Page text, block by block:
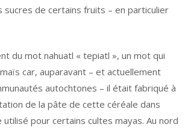
sucres de certains fruits – en particulier
du mot nahuatl « tepiatl », un mot qui
car, auparavant – et actuellement
autochtones – il était fabriqué à
de la pâte de cette céréale dans
utilisé pour certains cultes mayas. Au nord